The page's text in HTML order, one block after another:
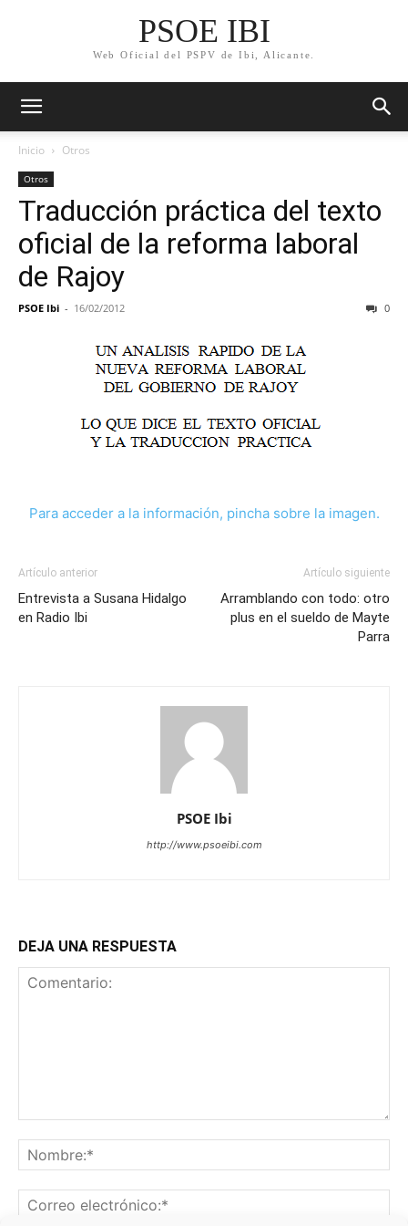
PSOE IBI
Web Oficial del PSPV de Ibi, Alicante.
Inicio Otros
Otros
Traducción práctica del texto
oficial de la reforma laboral
de Rajoy
PSOE Ibi - 16/02/2012 0
Para acceder a la información, pincha sobre la imagen.
Artículo anterior
Entrevista a Susana Hidalgo
en Radio Ibi
Artículo siguiente
Arramblando con todo: otro
plus en el sueldo de Mayte
Parra
PSOE Ibi
http://www.psoeibi.com
DEJA UNA RESPUESTA